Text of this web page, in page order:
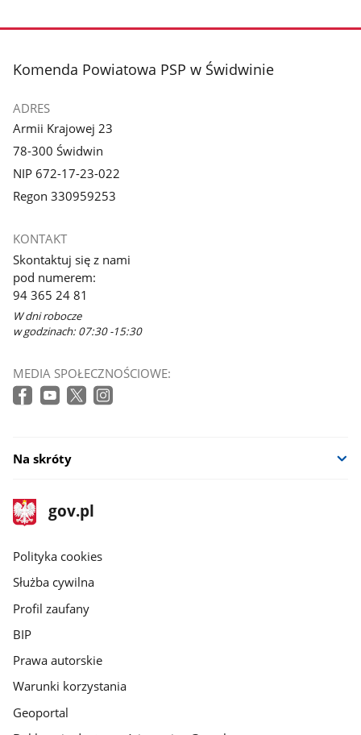
stopka
Komenda Powiatowa PSP w Świdwinie
ADRES
Armii Krajowej 23
78-300 Świdwin
NIP 672-17-23-022
Regon 330959253
KONTAKT
Skontaktuj się z nami
pod numerem:
94 365 24 81
W dni robocze
w godzinach: 07:30 -15:30
MEDIA SPOŁECZNOŚCIOWE:
Na skróty
stopka
gov.pl
Strona
gov.pl
gov.pl
Polityka cookies
Służba cywilna
Profil zaufany
BIP
Prawa autorskie
Warunki korzystania
Geoportal